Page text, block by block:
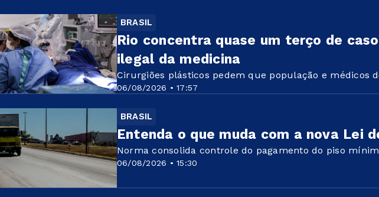
BRASIL
06/08/2026 • 17:57
Rio concentra quase um terço de
ilegal da medicina
Cirurgiões plásticos pedem que população e médicos
BRASIL
06/08/2026 • 15:30
Entenda o que muda com a nova Lei
Norma consolida controle do pagamento do piso